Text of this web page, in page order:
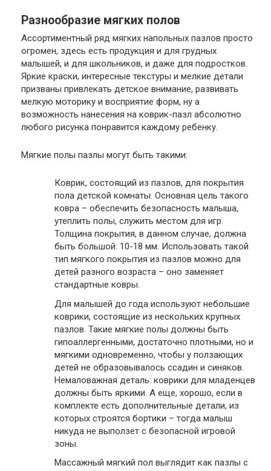
Разнообразие мягких полов
Ассортиментный ряд мягких напольных пазлов просто
огромен, здесь есть продукция и для грудных
малышей, и для школьников, и даже для подростков.
Яркие краски, интересные текстуры и мелкие детали
призваны привлекать детское внимание, развивать
мелкую моторику и восприятие форм, ну а
возможность нанесения на коврик-пазл абсолютно
любого рисунка понравится каждому ребенку.
Мягкие полы пазлы могут быть такими:
Коврик, состоящий из пазлов, для покрытия
пола детской комнаты. Основная цель такого
ковра – обеспечить безопасность малыша,
утеплить полы, служить местом для игр.
Толщина покрытия, в данном случае, должна
быть большой: 10-18 мм. Использовать такой
тип мягкого покрытия из пазлов можно для
детей разного возраста – оно заменяет
стандартные ковры.
Для малышей до года используют небольшие
коврики, состоящие из нескольких крупных
пазлов. Такие мягкие полы должны быть
гипоаллергенными, достаточно плотными, но и
мягкими одновременно, чтобы у ползающих
детей не образовывалось ссадин и синяков.
Немаловажная деталь: коврики для младенцев
должны быть яркими. А еще, хорошо, если в
комплекте есть дополнительные детали, из
которых строятся бортики – тогда малыш
никуда не выползет с безопасной игровой
зоны.
Массажный мягкий пол выглядит как пазлы с